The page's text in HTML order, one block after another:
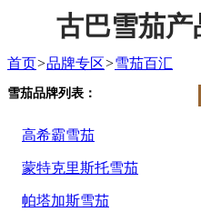
古巴雪茄产
首页>品牌专区>雪茄百汇
雪茄品牌列表：
高希霸雪茄
蒙特克里斯托雪茄
帕塔加斯雪茄